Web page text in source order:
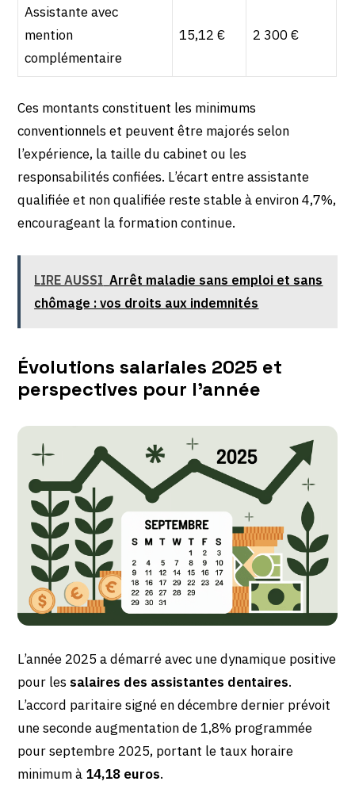
Assistante avec
mention
complémentaire
15,12 € 2 300 €
Ces montants constituent les minimums
conventionnels et peuvent être majorés selon
l’expérience, la taille du cabinet ou les
responsabilités confiées. L’écart entre assistante
qualifiée et non qualifiée reste stable à environ 4,7%,
encourageant la formation continue.
LIRE AUSSI Arrêt maladie sans emploi et sans
chômage : vos droits aux indemnités
Évolutions salariales 2025 et
perspectives pour l’année
L’année 2025 a démarré avec une dynamique positive
pour les salaires des assistantes dentaires.
L’accord paritaire signé en décembre dernier prévoit
une seconde augmentation de 1,8% programmée
pour septembre 2025, portant le taux horaire
minimum à 14,18 euros.